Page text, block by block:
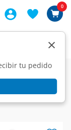
tu pedido
×
0
Antigripales